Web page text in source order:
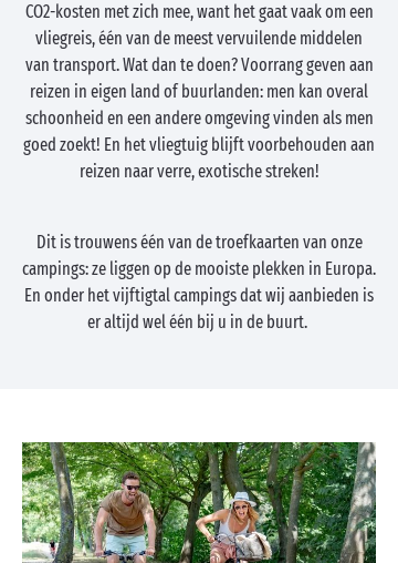
CO2-kosten met zich mee, want het gaat vaak om een
vliegreis, één van de meest vervuilende middelen
van transport. Wat dan te doen? Voorrang geven aan
reizen in eigen land of buurlanden: men kan overal
schoonheid en een andere omgeving vinden als men
goed zoekt! En het vliegtuig blijft voorbehouden aan
reizen naar verre, exotische streken!
Dit is trouwens één van de troefkaarten van onze
campings: ze liggen op de mooiste plekken in Europa.
En onder het vijftigtal campings dat wij aanbieden is
er altijd wel één bij u in de buurt.